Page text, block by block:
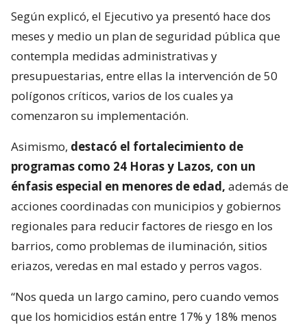
Según explicó, el Ejecutivo ya presentó hace dos
meses y medio un plan de seguridad pública que
contempla medidas administrativas y
presupuestarias, entre ellas la intervención de 50
polígonos críticos, varios de los cuales ya
comenzaron su implementación.
Asimismo, destacó el fortalecimiento de
programas como 24 Horas y Lazos, con un
énfasis especial en menores de edad, además de
acciones coordinadas con municipios y gobiernos
regionales para reducir factores de riesgo en los
barrios, como problemas de iluminación, sitios
eriazos, veredas en mal estado y perros vagos.
“Nos queda un largo camino, pero cuando vemos
que los homicidios están entre 17% y 18% menos